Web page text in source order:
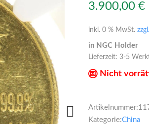
Übersicht Silberprodukte
Deutsche Silbermünzen
Silbermünzen übriges Europa
Silbermünzen übrige Welt
Silberbarren
3.900,00 €
inkl. 0 % MwSt.
in NGC Holder
Lieferzeit: 3-5
Nicht
Artikelnummer:
Kategorie:China